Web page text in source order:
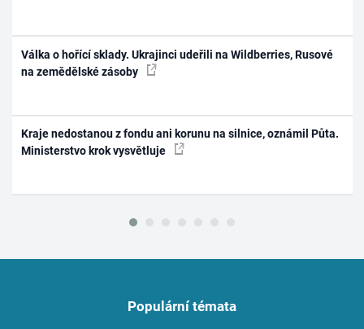
Válka o hořící sklady. Ukrajinci udeřili na Wildberries, Rusové
na zemědělské zásoby
Kraje nedostanou z fondu ani korunu na silnice, oznámil Půta.
Ministerstvo krok vysvětluje
Populární témata